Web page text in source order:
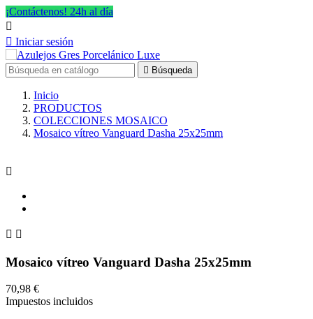
¡Contáctenos! 24h al día

 Iniciar sesión
 Búsqueda
Inicio
PRODUCTOS
COLECCIONES MOSAICO
Mosaico vítreo Vanguard Dasha 25x25mm

 
Mosaico vítreo Vanguard Dasha 25x25mm
70,98 €
Impuestos incluidos